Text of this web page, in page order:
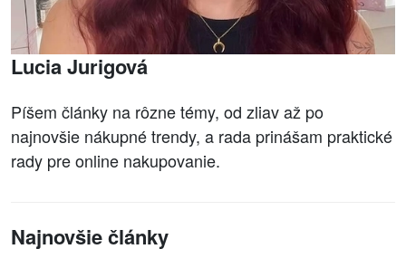
Lucia Jurigová
Píšem články na rôzne témy, od zliav až po
najnovšie nákupné trendy, a rada prinášam praktické
rady pre online nakupovanie.
Najnovšie články